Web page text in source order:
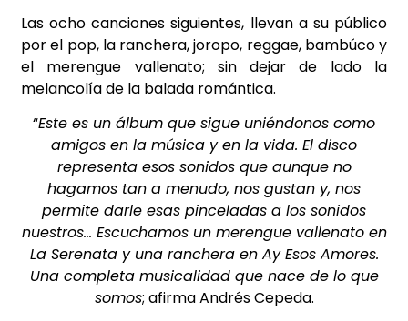
Las ocho canciones siguientes, llevan a su público
por el pop, la ranchera, joropo, reggae, bambúco y
el merengue vallenato; sin dejar de lado la
melancolía de la balada romántica.
“Este es un álbum que sigue uniéndonos como
amigos en la música y en la vida. El disco
representa esos sonidos que aunque no
hagamos tan a menudo, nos gustan y, nos
permite darle esas pinceladas a los sonidos
nuestros… Escuchamos un merengue vallenato en
La Serenata y una ranchera en Ay Esos Amores.
Una completa musicalidad que nace de lo que
somos; afirma Andrés Cepeda.